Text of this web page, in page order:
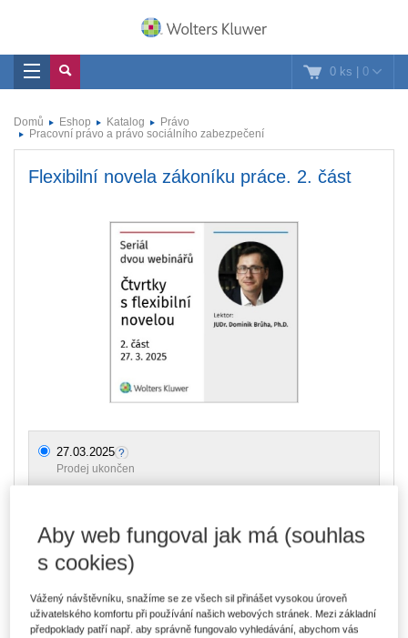
0 ks | 0
Domů Eshop Katalog
Právo
Pracovní právo a právo sociálního zabezpečení
Flexibilní novela zákoníku práce. 2. část
27.03.2025
Prodej ukončen
Ceny jsou včetně DPH
Cílová skupina
Právníci, Mzdové účetní, HR
pracovníci
Aby web fungoval jak má (souhlas
s cookies)
Vážený návštěvníku, snažíme se ze všech sil přinášet vysokou úroveň
uživatelského komfortu při používání našich webových stránek. Mezi základní
předpoklady patří např. aby správně fungovalo vyhledávání, abychom vás